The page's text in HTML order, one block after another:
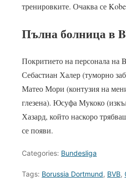
тренировките. Очаква се
Пълна болница в
Покритието на персонала на
Себастиан Халер (туморно
Матео Мори (контузия на
глезена). Юсуфа Мукоко
Хазард, който наскоро
се появи.
Categories: Bundesliga
Tags: Borussia Dortmund, BVB,